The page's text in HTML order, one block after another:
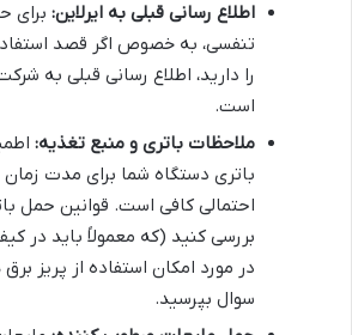
اطلاع رسانی قبلی به ایرلاین: برای
تنفسی، به خصوص اگر قصد استفاده
را دارید، اطلاع رسانی قبلی به
است.
ملاحظات باتری و منبع تغذیه:
باتری دستگاه شما برای مدت
احتمالی کافی است. قوانین حمل
بررسی کنید (که معمولاً باید در
در مورد امکان استفاده از پریز برق
سوال بپرسید.